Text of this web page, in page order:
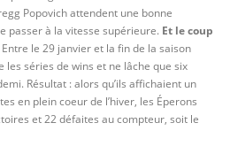
Popovich attendent une bonne
passer à la vitesse supérieure. Et le coup
Entre le 29 janvier et la fin de la saison
les séries de wins et ne lâche que six
Résultat : alors qu’ils affichaient un
en plein coeur de l’hiver, les Éperons
et 22 défaites au compteur, soit le